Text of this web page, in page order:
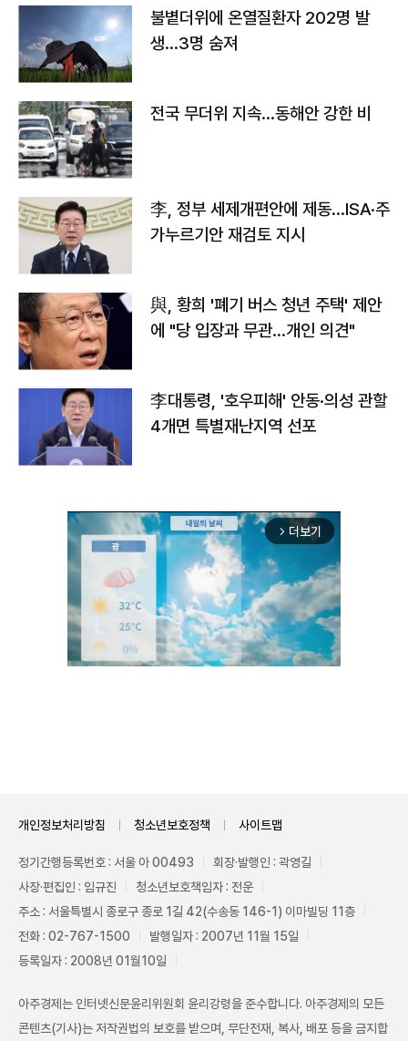
불볕더위에 온열질환자 202명 발
생…3명 숨져
전국 무더위 지속…동해안 강한 비
李, 정부 세제개편안에 제동…ISA·주
가누르기안 재검토 지시
與, 황희 '폐기 버스 청년 주택' 제안
에 "당 입장과 무관…개인 의견"
李대통령, '호우피해' 안동·의성 관할
4개면 특별재난지역 선포
arrow_forward_ios 더보기
개인정보처리방침 청소년보호정책 사이트맵
정기간행등록번호 : 서울 아 00493
회장·발행인 : 곽영길
사장·편집인 : 임규진
청소년보호책임자 : 전운
주소 : 서울특별시 종로구 종로 1길 42(수송동 146-1) 이마빌딩 11층
전화 : 02-767-1500
발행일자 : 2007년 11월 15일
등록일자 : 2008년 01월10일
아주경제는 인터넷신문윤리위원회 윤리강령을 준수합니다. 아주경제의 모든
콘텐츠(기사)는 저작권법의 보호를 받으며, 무단전재, 복사, 배포 등을 금지합